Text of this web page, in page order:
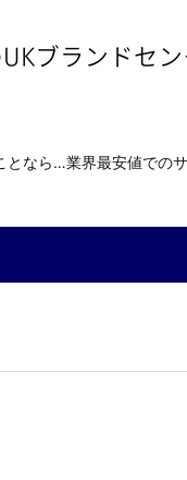
なら…業界最安値で